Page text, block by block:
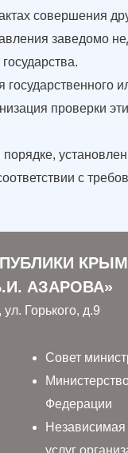
совершения
заведомо
проверки
порядке,
с
КРЫМ
АЗАРОВА»
Горького, д.9
Совет
Федерации
Независимая
услуг